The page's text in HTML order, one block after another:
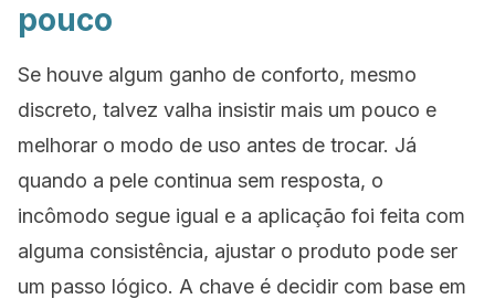
pouco
Se houve algum ganho de conforto, mesmo
discreto, talvez valha insistir mais um pouco e
melhorar o modo de uso antes de trocar. Já
quando a pele continua sem resposta, o
incômodo segue igual e a aplicação foi feita com
alguma consistência, ajustar o produto pode ser
um passo lógico. A chave é decidir com base em